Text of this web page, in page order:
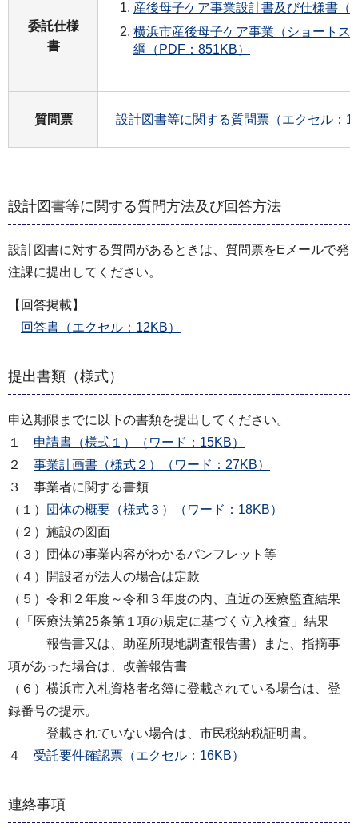
委託仕様
書
産後母子ケア事業設計書及び仕様書（
横浜市産後母子ケア事業（ショートス
綱（PDF：851KB）
質問票 設計図書等に関する質問票（エクセル：
設計図書等に関する質問方法及び回答方法
設計図書に対する質問があるときは、質問票をEメールで発
注課に提出してください。
【回答掲載】
回答書（エクセル：12KB）
提出書類（様式）
申込期限までに以下の書類を提出してください。
１ 申請書（様式１）（ワード：15KB）
２ 事業計画書（様式２）（ワード：27KB）
３ 事業者に関する書類
（１）
団体の概要（様式３）（ワード：18KB）
（２）施設の図面
（３）団体の事業内容がわかるパンフレット等
（４）開設者が法人の場合は定款
（５）令和２年度～令和３年度の内、直近の医療監査結果
（「医療法第25条第１項の規定に基づく立入検査」結果
報告書又は、助産所現地調査報告書）また、指摘事
項があった場合は、改善報告書
（６）横浜市入札資格者名簿に登載されている場合は、登
録番号の提示。
登載されていない場合は、市民税納税証明書。
４ 受託要件確認票（エクセル：16KB）
連絡事項